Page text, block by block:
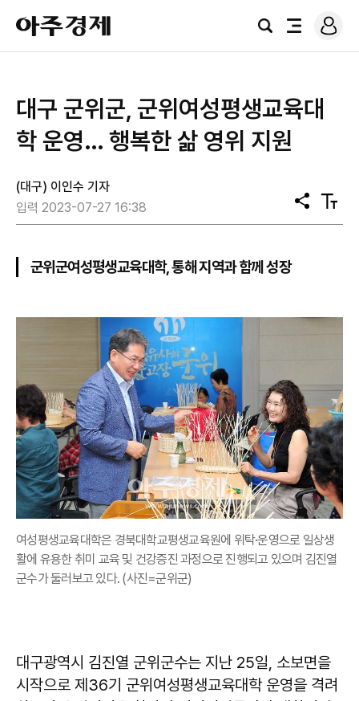
아
주
경
검
전
로
그
대구 군위군, 군위여성평생교육대
학 운영… 행복한 삶 영위 지원
(대구) 이인수 기자
입력 2023-07-27 16:38
공
유
텍
스
군위군여성평생교육대학, 통해 지역과 함께 성장
여성평생교육대학은 경북대학교평생교육원에 위탁·운영으로 일상생
활에 유용한 취미 교육 및 건강증진 과정으로 진행되고 있으며 김진열
군수가 둘러보고 있다. (사진=군위군)
대구광역시 김진열 군위군수는 지난 25일, 소보면을
시작으로 제36기 군위여성평생교육대학 운영을 격려